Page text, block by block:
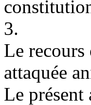
3.
Le recours
attaquée
Le présent